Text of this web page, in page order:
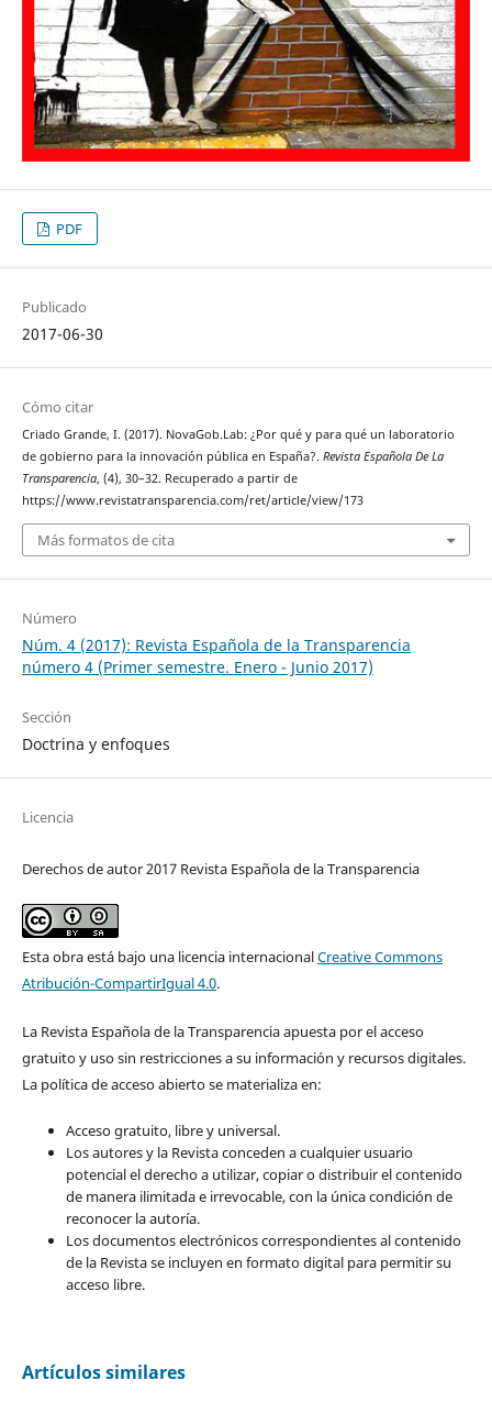
PDF
Publicado
2017-06-30
Cómo citar
Criado Grande, I. (2017). NovaGob.Lab: ¿Por qué y para qué un laboratorio
de gobierno para la innovación pública en España?. Revista Española De La
Transparencia, (4), 30–32. Recuperado a partir de
https://www.revistatransparencia.com/ret/article/view/173
Más formatos de cita
Número
Núm. 4 (2017): Revista Española de la Transparencia
número 4 (Primer semestre. Enero - Junio 2017)
Sección
Doctrina y enfoques
Licencia
Derechos de autor 2017 Revista Española de la Transparencia
Esta obra está bajo una licencia internacionalCreative Commons
Atribución-CompartirIgual 4.0.
La Revista Española de la Transparencia apuesta por el acceso
gratuito y uso sin restricciones a su información y recursos digitales.
La política de acceso abierto se materializa en:
Acceso gratuito, libre y universal.
Los autores y la Revista conceden a cualquier usuario
potencial el derecho a utilizar, copiar o distribuir el contenido
de manera ilimitada e irrevocable, con la única condición de
reconocer la autoría.
Los documentos electrónicos correspondientes al contenido
de la Revista se incluyen en formato digital para permitir su
acceso libre.
Artículos similares